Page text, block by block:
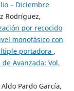
– Diciembre
Rodríguez,
por recocido
monofásico con
portadora ,
Avanzada: Vol.
Pardo García,